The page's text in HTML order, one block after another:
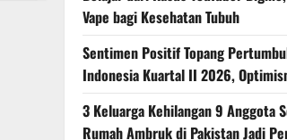
Vape bagi Kesehatan Tubuh
Sentimen Positif Topang
Indonesia Kuartal II 2026,
3 Keluarga Kehilangan 9 Anggota
Rumah Ambruk di Pakistan Jadi